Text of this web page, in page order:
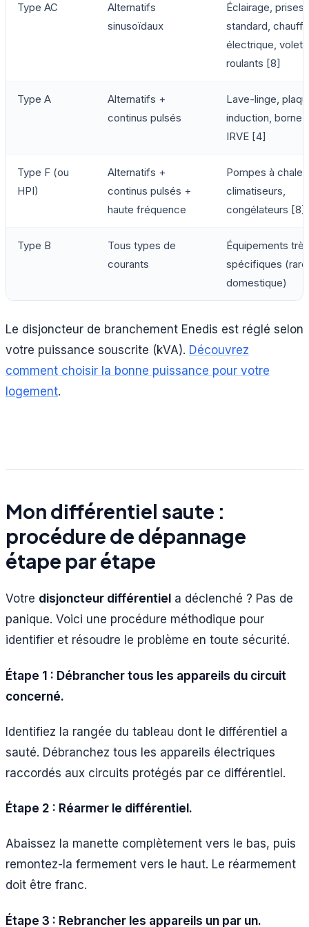
Type AC
Alternatifs
sinusoïdaux
Éclairage, prises
standard,
électrique, volets
roulants [8]
Type A
Alternatifs +
continus pulsés
Lave-linge,
induction, borne
IRVE [4]
Type F (ou
HPI)
Alternatifs +
continus pulsés +
haute fréquence
Pompes à
climatiseurs,
congélateurs [8]
Type B
Tous types de
courants
Équipements très
spécifiques
domestique)
Le disjoncteur de branchement Enedis est réglé selon
votre puissance souscrite (kVA). Découvrez
comment choisir la bonne puissance pour votre
logement.
Mon différentiel saute :
procédure de dépannage
étape par étape
Votre disjoncteur différentiel a déclenché ? Pas de
panique. Voici une procédure méthodique pour
identifier et résoudre le problème en toute sécurité.
Étape 1 : Débrancher tous les appareils du circuit
concerné.
Identifiez la rangée du tableau dont le différentiel a
sauté. Débranchez tous les appareils électriques
raccordés aux circuits protégés par ce différentiel.
Étape 2 : Réarmer le différentiel.
Abaissez la manette complètement vers le bas, puis
remontez-la fermement vers le haut. Le réarmement
doit être franc.
Étape 3 : Rebrancher les appareils un par un.